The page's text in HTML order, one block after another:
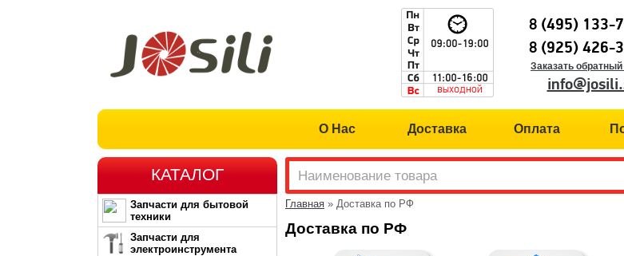
8 (495) 133-
8 (925) 426-
Заказать обратный
О Нас Доставка Оплата
КАТАЛОГ
Запчасти для бытовой
техники
Запчасти для
электроинструмента
Главная » Доставка по РФ
Доставка по РФ